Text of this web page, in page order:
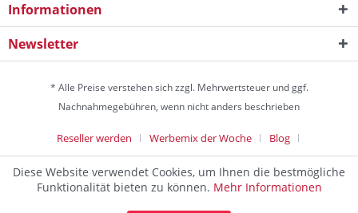
Informationen
Newsletter
* Alle Preise verstehen sich zzgl. Mehrwertsteuer und ggf.
Nachnahmegebühren, wenn nicht anders beschrieben
Reseller werden Werbemix der Woche
Blog
Die Werbeagentur
Discountagentur Medien- & Werbeagentur aus Helmstedt Copyright
Diese Website verwendet Cookies, um Ihnen die bestmögliche
Funktionalität bieten zu können. Mehr Informationen